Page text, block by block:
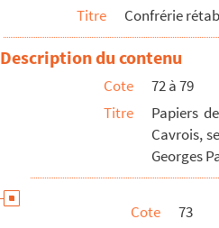
Titre Confrérie
Description du contenu
Cote
72 à 79
Titre
Papiers
Cavrois,
Georges
Cote
73